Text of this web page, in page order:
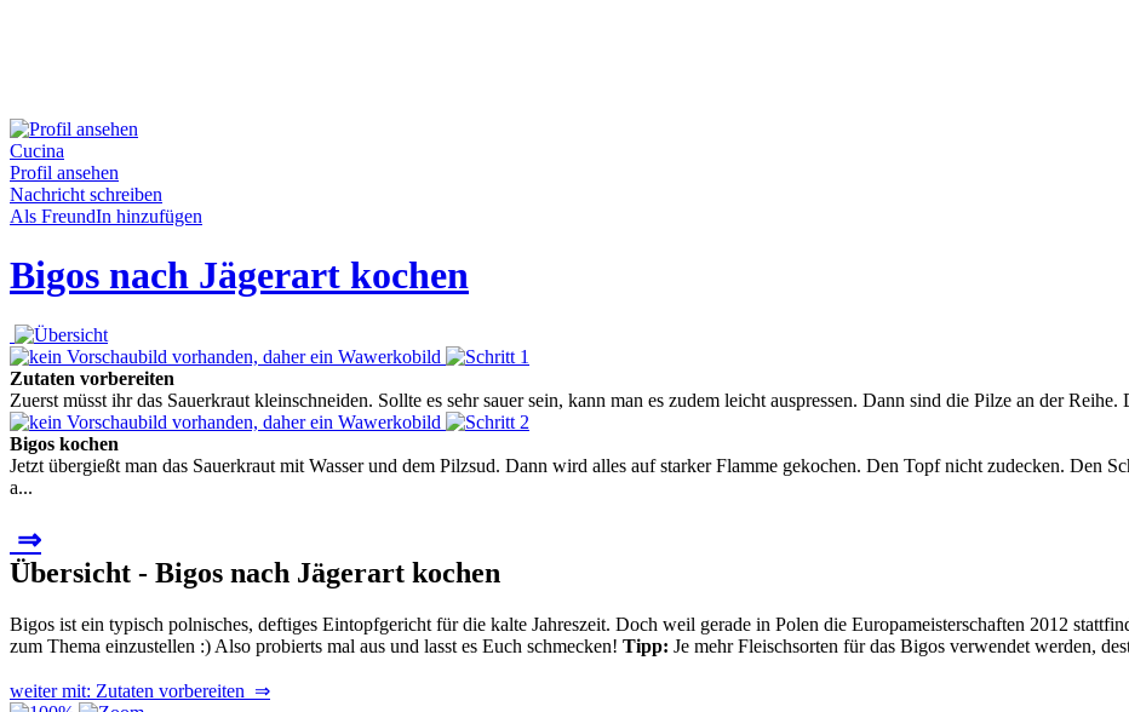
Cucina
Profil ansehen
Nachricht schreiben
Als FreundIn hinzufügen
Bigos nach Jägerart kochen
Zutaten vorbereiten
Zuerst müsst ihr das Sauerkraut kleinschneiden. Sollte es sehr sauer sein, kann man es zudem leicht auspressen. Dann sind die Pilze an der
Bigos kochen
Jetzt übergießt man das Sauerkraut mit Wasser und dem Pilzsud. Dann wird alles auf starker Flamme gekochen. Den Topf nicht zudecken. Den
a...
⇒
Übersicht - Bigos nach Jägerart kochen
Bigos ist ein typisch polnisches, deftiges Eintopfgericht für die kalte Jahreszeit. Doch weil gerade in Polen die Europameisterschaften 2012
zum Thema einzustellen :) Also probierts mal aus und lasst es Euch schmecken! Tipp: Je mehr Fleischsorten für das Bigos verwendet werden,
weiter mit: Zutaten vorbereiten ⇒